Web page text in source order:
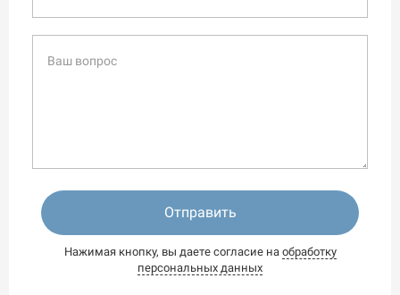
Отправить
Нажимая кнопку, вы даете согласие на обработку
персональных данных